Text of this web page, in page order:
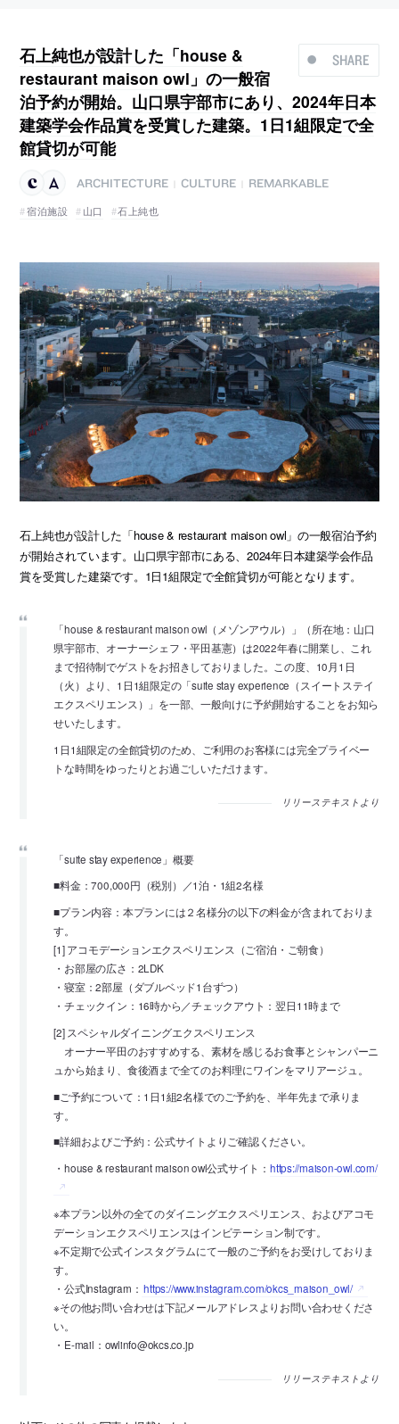
SHARE
石上純也が設計した「house &
restaurant maison owl」の一般宿
泊予約が開始。山口県宇部市にあり、2024年日本
建築学会作品賞を受賞した建築。1日1組限定で全
館貸切が可能
ARCHITECTURE CULTURE
REMARKABLE
宿泊施設
山口 石上純也
石上純也が設計した「house & restaurant maison owl」の一般宿泊予約
が開始されています。山口県宇部市にある、2024年日本建築学会作品
賞を受賞した建築です。1日1組限定で全館貸切が可能となります。
「house & restaurant maison owl（メゾンアウル）」（所在地：山口
県宇部市、オーナーシェフ・平田基憲）は2022年春に開業し、これ
まで招待制でゲストをお招きしておりました。この度、10月1日
（火）より、1日1組限定の「suite stay experience（スイートステイ
エクスペリエンス）」を一部、一般向けに予約開始することをお知ら
せいたします。
1日1組限定の全館貸切のため、ご利用のお客様には完全プライベー
トな時間をゆったりとお過ごしいただけます。
リリーステキストより
「suite stay experience」概要
■料金：700,000円（税別）／1泊・1組2名様
■プラン内容：本プランには２名様分の以下の料金が含まれておりま
す。
[1] アコモデーションエクスペリエンス（ご宿泊・ご朝食）
・お部屋の広さ：2LDK
・寝室：2部屋（ダブルベッド1台ずつ）
・チェックイン：16時から／チェックアウト：翌日11時まで
[2] スペシャルダイニングエクスペリエンス
オーナー平田のおすすめする、素材を感じるお食事とシャンパーニ
ュから始まり、食後酒まで全てのお料理にワインをマリアージュ。
■ご予約について：1日1組2名様でのご予約を、半年先まで承りま
す。
■詳細およびご予約：公式サイトよりご確認ください。
・house & restaurant maison owl公式サイト： https://maison-owl.com/
※本プラン以外の全てのダイニングエクスペリエンス、およびアコモ
デーションエクスペリエンスはインビテーション制です。
※不定期で公式インスタグラムにて一般のご予約をお受けしておりま
す。
・公式Instagram： https://www.instagram.com/okcs_maison_owl/
※その他お問い合わせは下記メールアドレスよりお問い合わせくださ
い。
・E-mail：owlinfo@okcs.co.jp
リリーステキストより